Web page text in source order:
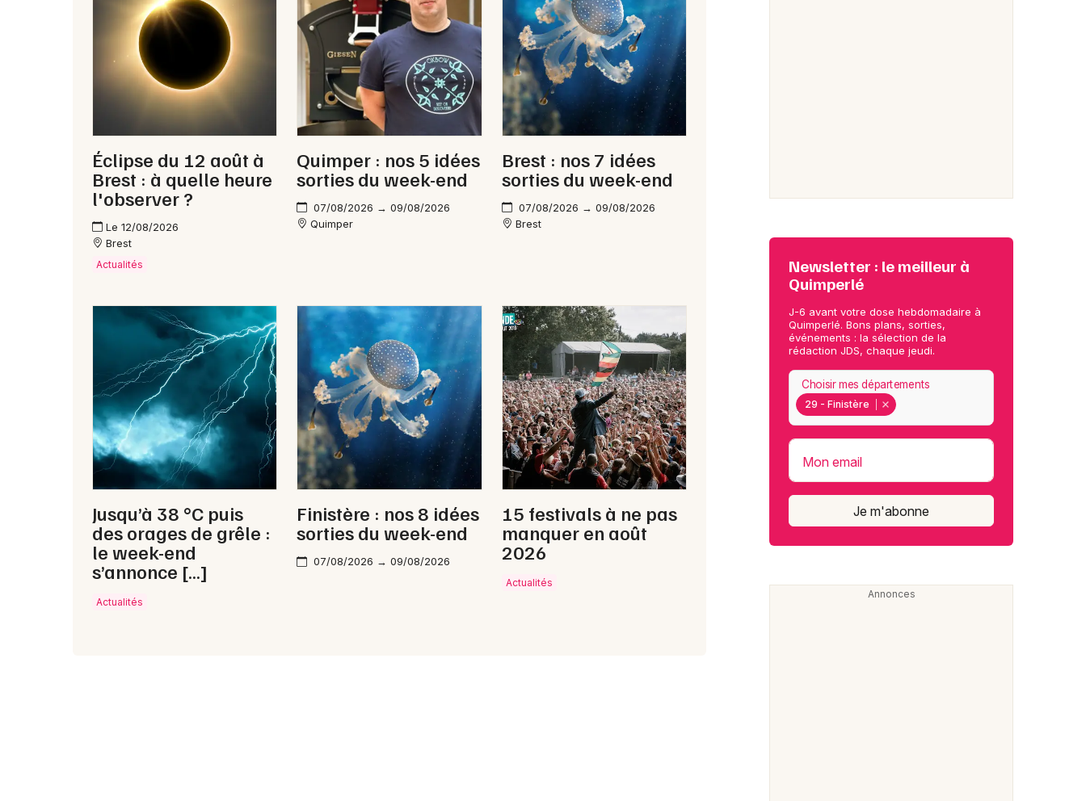
Newsletter des sorties
Artistes en tournée
Actus à Quimperlé
Magazine à Quimperlé
29 - Finistère
Choisir mes départements
Mon email
Je m'abonne
Éclipse du 12 août à
Brest : à quelle heure
l'observer ?
Le 12/08/2026
Brest
Actualités
Quimper : nos 5 idées
sorties du week-end
07/08/2026 → 09/08/2026
Quimper
Brest : nos 7 idées
sorties du week-end
07/08/2026 → 09/08/2026
Brest
Jusqu’à 38 °C puis
des orages de grêle :
le week-end
s’annonce […]
Actualités
Finistère : nos 8 idées
sorties du week-end
07/08/2026 → 09/08/2026
15 festivals à ne pas
manquer en août
2026
Actualités
Newsletter : le meilleur à
Quimperlé
J-6 avant votre dose hebdomadaire à
Quimperlé. Bons plans, sorties,
événements : la sélection de la
rédaction JDS, chaque jeudi.
29 - Finistère
Choisir mes départements
Mon email
Je m'abonne